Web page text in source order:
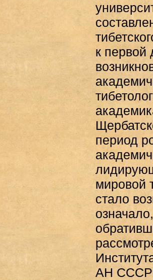
к первой
период
мировой
стало
АН